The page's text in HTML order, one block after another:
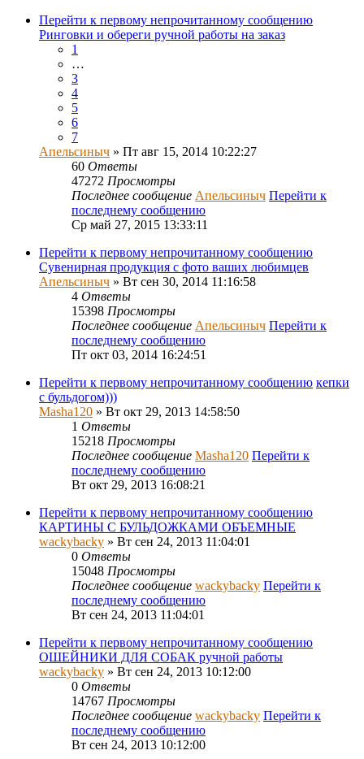
Перейти к первому непрочитанному сообщению
Ринговки и обереги ручной работы на заказ
1
…
3
4
5
6
7
Апельсиныч » Пт авг 15, 2014 10:22:27
60 Ответы
47272 Просмотры
Последнее сообщение Апельсиныч Перейти к
последнему сообщению
Ср май 27, 2015 13:33:11
Перейти к первому непрочитанному сообщению
Сувенирная продукция с фото ваших любимцев
Апельсиныч » Вт сен 30, 2014 11:16:58
4 Ответы
15398 Просмотры
Последнее сообщение Апельсиныч Перейти к
последнему сообщению
Пт окт 03, 2014 16:24:51
Перейти к первому непрочитанному сообщению кепки
с бульдогом)))
Masha120 » Вт окт 29, 2013 14:58:50
1 Ответы
15218 Просмотры
Последнее сообщение Masha120 Перейти к
последнему сообщению
Вт окт 29, 2013 16:08:21
Перейти к первому непрочитанному сообщению
КАРТИНЫ С БУЛЬДОЖКАМИ ОБЪЕМНЫЕ
wackybacky » Вт сен 24, 2013 11:04:01
0 Ответы
15048 Просмотры
Последнее сообщение wackybacky Перейти к
последнему сообщению
Вт сен 24, 2013 11:04:01
Перейти к первому непрочитанному сообщению
ОШЕЙНИКИ ДЛЯ СОБАК ручной работы
wackybacky » Вт сен 24, 2013 10:12:00
0 Ответы
14767 Просмотры
Последнее сообщение wackybacky Перейти к
последнему сообщению
Вт сен 24, 2013 10:12:00